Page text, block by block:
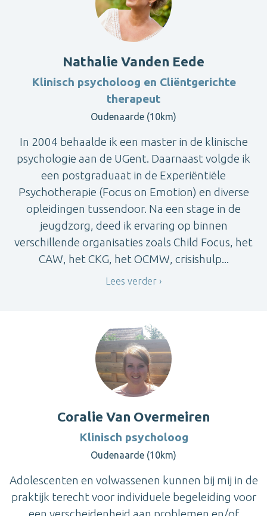
Nathalie Vanden Eede
Klinisch psycholoog en Cliëntgerichte
therapeut
Oudenaarde (10km)
In 2004 behaalde ik een master in de klinische
psychologie aan de UGent. Daarnaast volgde ik
een postgraduaat in de Experiëntiële
Psychotherapie (Focus on Emotion) en diverse
opleidingen tussendoor. Na een stage in de
jeugdzorg, deed ik ervaring op binnen
verschillende organisaties zoals Child Focus, het
CAW, het CKG, het OCMW, crisishulp...
Lees verder
Coralie Van Overmeiren
Klinisch psycholoog
Oudenaarde (10km)
Adolescenten en volwassenen kunnen bij mij in de
praktijk terecht voor individuele begeleiding voor